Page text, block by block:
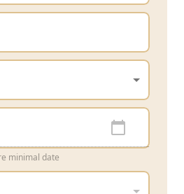
minimal date